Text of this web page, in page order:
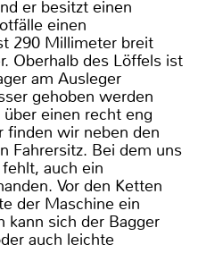
er besitzt einen
einen
290 Millimeter breit
Oberhalb des Löffels ist
am Ausleger
gehoben werden
einen recht eng
finden wir neben den
Fahrersitz. Bei dem uns
auch ein
Vor den Ketten
der Maschine ein
kann sich der Bagger
auch leichte